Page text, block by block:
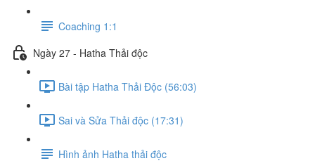
Coaching 1:1
Ngày 27 - Hatha Thải độc
Bài tập Hatha Thải Độc (56:03)
Sai và Sửa Thải độc (17:31)
Hình ảnh Hatha thải độc